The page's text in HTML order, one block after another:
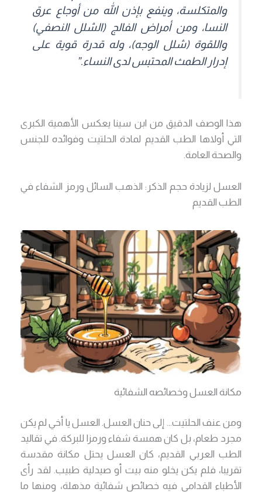
والمتكلسة، وينفع بإذن الله من أوجاع عرق
النسا، ومن أمراض الفالج (الشلل النصفي)
واللقوة (شلل الوجه)، وله قدرة قوية على
إدرار الطمث المحتبس لدى النساء.”
هذا الوصف الدقيق من ابن سينا يعكس الأهمية الكبرى
التي أولاها الطب القديم لمادة الحلتيت وفوائده للجنس
والصحة العامة.
العسل لزيادة حجم الذكر: الذهب السائل ورمز الشفاء في
الطب القديم
مكانة العسل وخصائصه الشفائية
ومن عنف الحلتيت… إلى حنان العسل. العسل يا أخي لم يكن
مجرد طعام، بل كان همسة شفاء ورمزا للبركة. في تقاليد
الطب العربي القديم، كان العسل يحتل مكانة مقدسة
تقريبا، فلم يكن يخلو منه بيت أو صيدلية طبيب. لقد رأى
الأطباء القدامى فيه خصائص شفائية مذهلة، ومنها ما